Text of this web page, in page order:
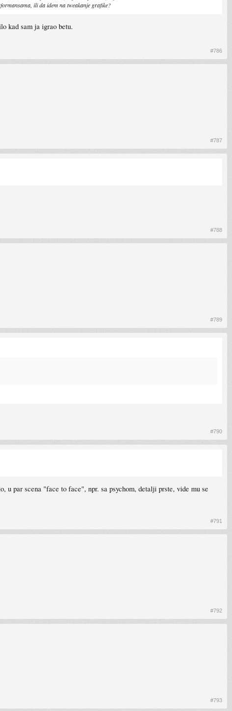
ili da idem na tweakanje grafike?
kad sam ja igrao betu.
#786
#787
#788
#789
#790
par scena "face to face", npr. sa psychom, detalji prste, vide mu se
#791
#792
#793